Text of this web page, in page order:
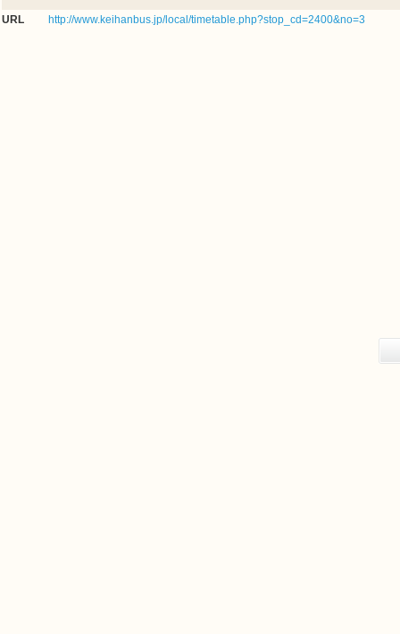
URL http://www.keihanbus.jp/local/timetable.php?stop_cd=2400&no=3